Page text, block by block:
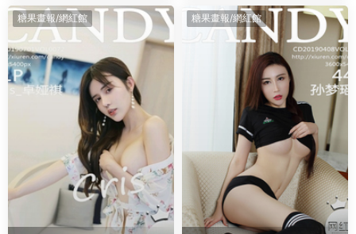
糖果畫報/網紅館 糖果畫報/網紅館